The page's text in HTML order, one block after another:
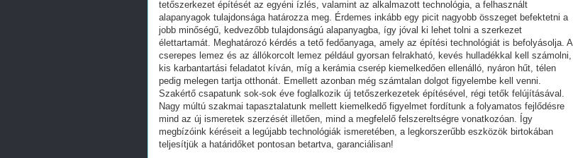
tetőszerkezet építését az egyéni ízlés, valamint az alkalmazott technológia, a felhasznált
alapanyagok tulajdonsága határozza meg. Érdemes inkább egy picit nagyobb összeget befektetni a
jobb minőségű, kedvezőbb tulajdonságú alapanyagba, így jóval ki lehet tolni a szerkezet
élettartamát. Meghatározó kérdés a tető fedőanyaga, amely az építési technológiát is befolyásolja. A
cserepes lemez és az állókorcolt lemez például gyorsan felrakható, kevés hulladékkal kell számolni,
kis karbantartási feladatot kíván, míg a kerámia cserép kiemelkedően ellenálló, nyáron hűt, télen
pedig melegen tartja otthonát. Emellett azonban még számtalan dolgot figyelembe kell venni.
Szakértő csapatunk sok-sok éve foglalkozik új tetőszerkezetek építésével, régi tetők felújításával.
Nagy múltú szakmai tapasztalatunk mellett kiemelkedő figyelmet fordítunk a folyamatos fejlődésre
mind az új ismeretek szerzését illetően, mind a megfelelő felszereltségre vonatkozóan. Így
megbízóink kéréseit a legújabb technológiák ismeretében, a legkorszerűbb eszközök birtokában
teljesítjük a határidőket pontosan betartva, garanciálisan!